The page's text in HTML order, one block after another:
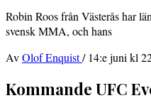
Robin Roos från Västerås har
svensk MMA, och hans
AvOlof Enquist/ 14:e juni kl
Kommande UFC